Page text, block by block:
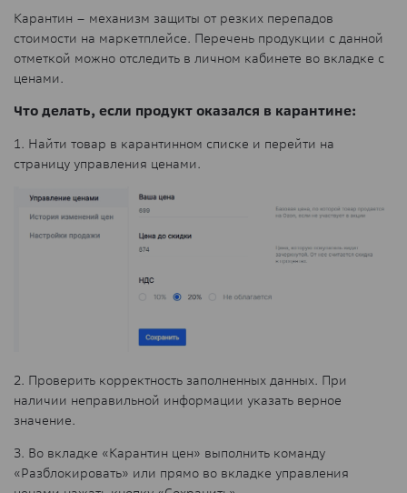
Карантин – механизм защиты от резких перепадов
стоимости на маркетплейсе. Перечень продукции с данной
отметкой можно отследить в личном кабинете во вкладке с
ценами.
Что делать, если продукт оказался в карантине:
1. Найти товар в карантинном списке и перейти на
страницу управления ценами.
2. Проверить корректность заполненных данных. При
наличии неправильной информации указать верное
значение.
3. Во вкладке «Карантин цен» выполнить команду
«Разблокировать» или прямо во вкладке управления